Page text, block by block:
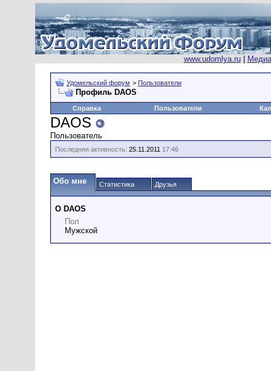
www.udomlya.ru|
Удомельский форум > Пользователи
Профиль DAOS
Справка Пользователи
DAOS
Пользователь
Последняя активность: 25.11.2011 17:46
Обо мне Статистика Друзья
О DAOS
Пол
Мужской